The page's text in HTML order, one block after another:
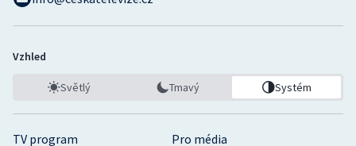
TV program
Pro média
Vzhled
Světlý Tmavý Systém